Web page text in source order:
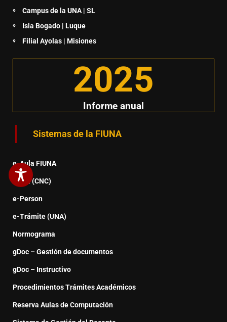
Campus de la UNA | SL
Isla Bogado | Luque
Filial Ayolas | Misiones
Informe anual
2025
Sistemas de la FIUNA
e-Aula FIUNA
e-Alu (CNC)
e-Person
e-Trámite (UNA)
Normograma
gDoc – Gestión de documentos
gDoc – Instructivo
Procedimientos Trámites Académicos
Reserva Aulas de Computación